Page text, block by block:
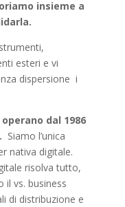
insieme a
esteri e vi
dispersione i
dal 1986
Siamo l’unica
nativa digitale.
risolva tutto,
il vs. business
di distribuzione e